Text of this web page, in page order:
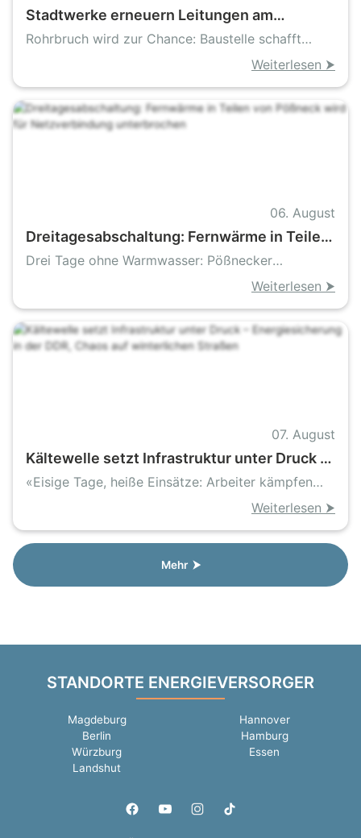
Stadtwerke erneuern Leitungen am
Hohenzollernring nach großem
Rohrbruch wird zur Chance: Baustelle schafft
dauerhafte Sicherheit für Bayreuths wichtigste
Weiterlesen ⮞
06. August
Dreitagesabschaltung: Fernwärme in Teilen
von Pößneck wird für Netzverbindung
Drei Tage ohne Warmwasser: Pößnecker
Weiterlesen ⮞
07. August
Kältewelle setzt Infrastruktur unter Druck –
Energiesicherung in der DDR, Chaos auf
«Eisige Tage, heiße Einsätze: Arbeiter kämpfen
Weiterlesen ⮞
Mehr ⮞
STANDORTE ENERGIEVERSORGER
Magdeburg
Hannover
Berlin
Hamburg
Würzburg
Essen
Landshut